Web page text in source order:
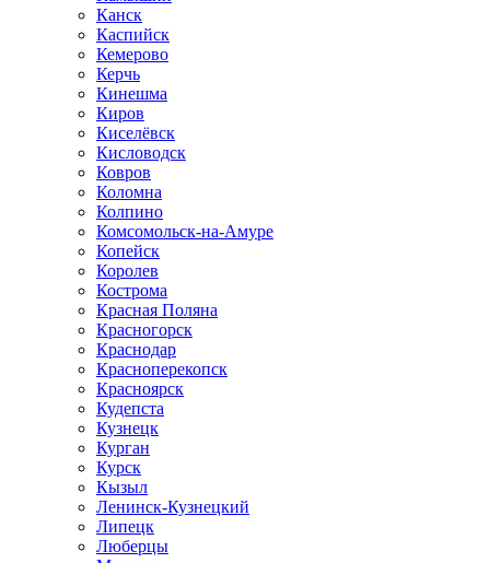
Канск
Каспийск
Кемерово
Керчь
Кинешма
Киров
Киселёвск
Кисловодск
Ковров
Коломна
Колпино
Комсомольск-на-Амуре
Копейск
Королев
Кострома
Красная Поляна
Красногорск
Краснодар
Красноперекопск
Красноярск
Кудепста
Кузнецк
Курган
Курск
Кызыл
Ленинск-Кузнецкий
Липецк
Люберцы